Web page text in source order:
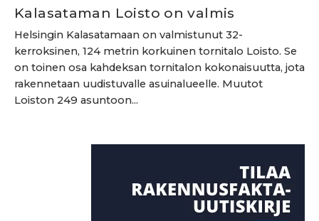
Kalasataman Loisto on valmis
Helsingin Kalasatamaan on valmistunut 32-
kerroksinen, 124 metrin korkuinen tornitalo Loisto. Se
on toinen osa kahdeksan tornitalon kokonaisuutta, jota
rakennetaan uudistuvalle asuinalueelle. Muutot
Loiston 249 asuntoon...